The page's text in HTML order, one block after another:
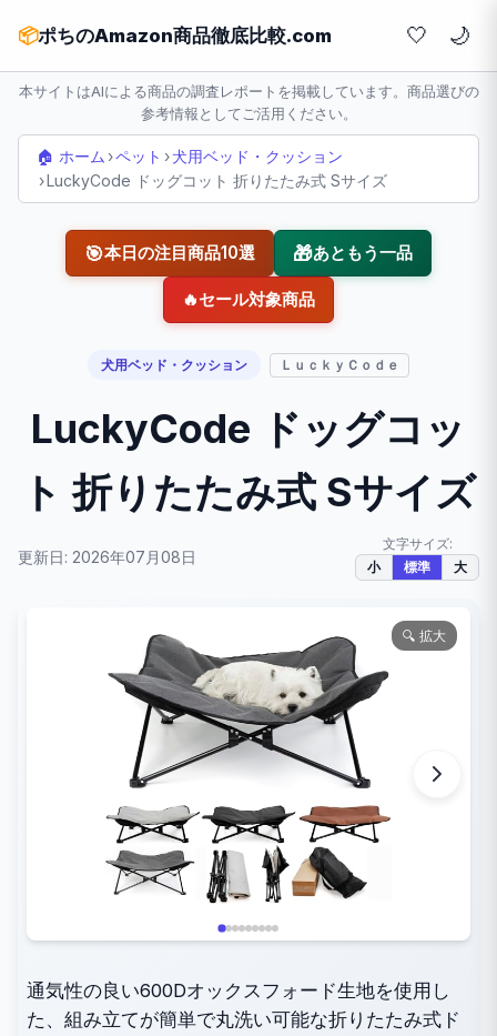
📦ポちのAmazon商品徹底比較.com 🤍
本サイトはAIによる商品の調査レポートを掲載しています。商品選びの
参考情報としてご活用ください。
🏠 ホーム ›ペット ›犬用ベッド・クッション
›LuckyCode ドッグコット 折りたたみ式 Sサイズ
🎯本日の注目商品10選 🎁あともう一品
🔥セール対象商品
犬用ベッド・クッション ＬｕｃｋｙＣｏｄｅ
LuckyCode ドッグコッ
ト 折りたたみ式 Sサイズ
更新日: 2026年07月08日
文字サイズ:
小 標準 大
🔍 拡大
通気性の良い600Dオックスフォード生地を使用し
た、組み立てが簡単で丸洗い可能な折りたたみ式ド